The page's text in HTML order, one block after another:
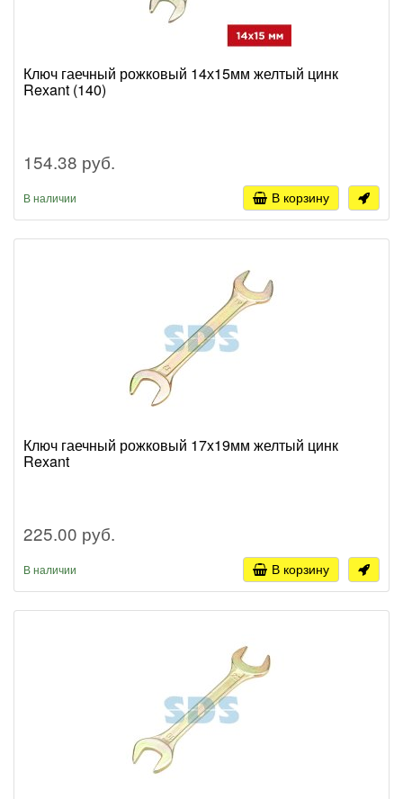
Ключ гаечный рожковый 14х15мм желтый цинк
Rexant (140)
154.38 руб.
В наличии В корзину
Ключ гаечный рожковый 17x19мм желтый цинк
Rexant
225.00 руб.
В наличии В корзину